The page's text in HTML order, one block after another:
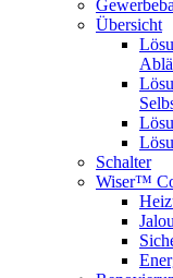
Übersicht
Schalter
Wiser™